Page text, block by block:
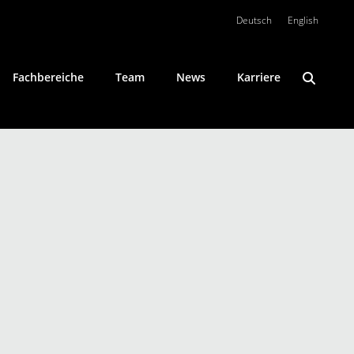
Deutsch English
Fachbereiche Team News Karriere